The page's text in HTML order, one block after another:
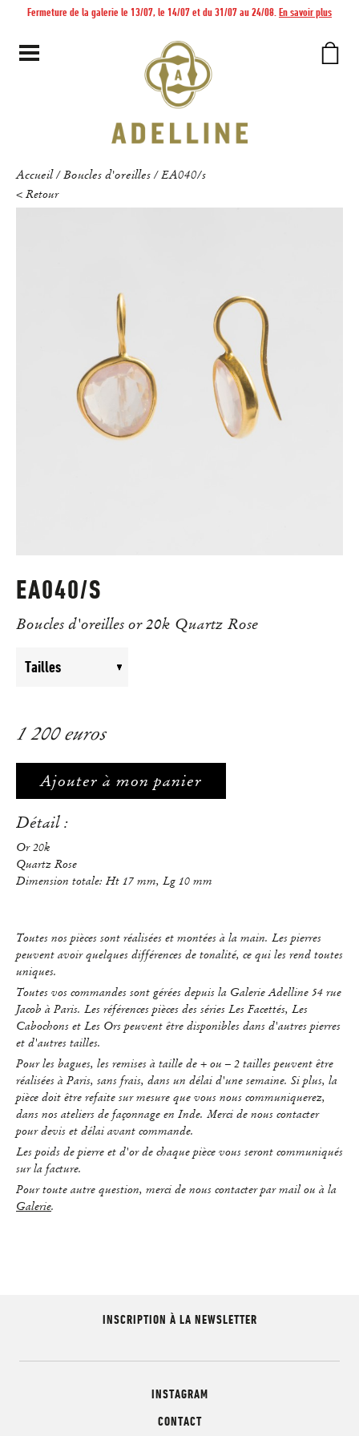
Fermeture de la galerie le 13/07, le 14/07 et du 31/07 au 24/08. En savoir plus
Accueil/Boucles d'oreilles /EA040/s
< Retour
EA040/S
Boucles d'oreilles or 20k Quartz Rose
1 200 euros
Ajouter à mon panier
Détail :
Or 20k
Quartz Rose
Dimension totale: Ht 17 mm, Lg 10 mm
Toutes nos pièces sont réalisées et montées à la main. Les pierres
peuvent avoir quelques différences de tonalité, ce qui les rend toutes
uniques.
Toutes vos commandes sont gérées depuis la Galerie Adelline 54 rue
Jacob à Paris. Les références pièces des séries Les Facettés, Les
Cabochons et Les Ors peuvent être disponibles dans d'autres pierres
et d'autres tailles.
Pour les bagues, les remises à taille de + ou – 2 tailles peuvent être
réalisées à Paris, sans frais, dans un délai d'une semaine. Si plus, la
pièce doit être refaite sur mesure que vous nous communiquerez,
dans nos ateliers de façonnage en Inde. Merci de nous contacter
pour devis et délai avant commande.
Les poids de pierre et d'or de chaque pièce vous seront communiqués
sur la facture.
Pour toute autre question, merci de nous contacter par mail ou à la
Galerie.
INSCRIPTION À LA NEWSLETTER
INSTAGRAM
CONTACT